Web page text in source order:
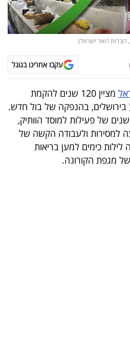
עקבו אחרינו בגוגל
מציין 120 שנים להקמת
בירושלים, בהנפקה של בול חדש.
הנפקת הבול, חוגגת 120 שנים של פעילות למוסד הוותיק,
למסירות ולעבודה הקשה של
כימים למען בריאות
מגפת הקורונה.